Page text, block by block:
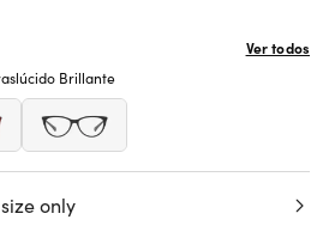
Ver todos
Brillante
only